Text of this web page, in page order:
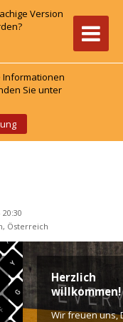
Version
Informationen
Sie unter
Österreich
Herzlich
willkommen!
Wir freuen uns,